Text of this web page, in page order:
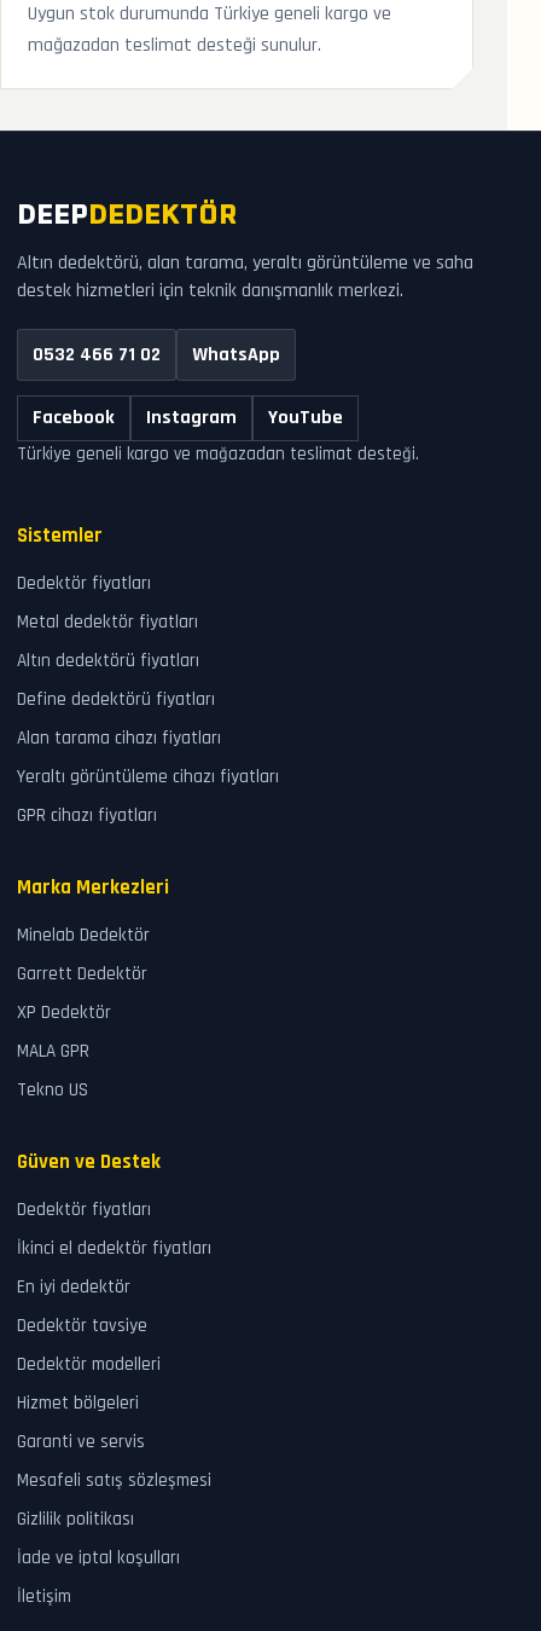
Uygun stok durumunda Türkiye geneli kargo ve
mağazadan teslimat desteği sunulur.
DEEP DEDEKTÖR
Altın dedektörü, alan tarama, yeraltı görüntüleme ve saha
destek hizmetleri için teknik danışmanlık merkezi.
0532 466 71 02 WhatsApp
Facebook Instagram YouTube
Türkiye geneli kargo ve mağazadan teslimat desteği.
Sistemler
Dedektör fiyatları
Metal dedektör fiyatları
Altın dedektörü fiyatları
Define dedektörü fiyatları
Alan tarama cihazı fiyatları
Yeraltı görüntüleme cihazı fiyatları
GPR cihazı fiyatları
Marka Merkezleri
Minelab Dedektör
Garrett Dedektör
XP Dedektör
MALA GPR
Tekno US
Güven ve Destek
Dedektör fiyatları
İkinci el dedektör fiyatları
En iyi dedektör
Dedektör tavsiye
Dedektör modelleri
Hizmet bölgeleri
Garanti ve servis
Mesafeli satış sözleşmesi
Gizlilik politikası
İade ve iptal koşulları
İletişim